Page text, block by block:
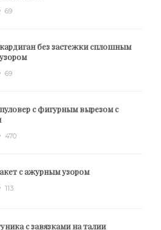
69
без застежки сплошным
69
с фигурным вырезом с
470
с ажурным узором
113
с завязками на талии